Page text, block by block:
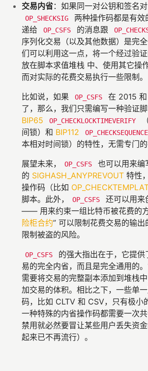
交易内省：如果同一对公钥和签名对
OP_SHECKSIG
两种操作码都是有
递给
OP_CSFS 的消息跟
序列化交易（以及其他数据）是完
们可以利用这一点，将一个经过验
放在脚本求值堆栈 中、使用其它操
而对实际的花费交易执行一些限制。
比如说，如果
OP_CSFS
在 2015
了，那么，我们只需编写一种验证
BIP65
OP_CHECKLOCKTIMEVERIFY
间锁）和 BIP112
本相对时间锁）的特性，无需专门的
展望未来，
OP_CSFS 也可以用来编
的 SIGHASH_ANYPREVOUT 特性
操作码（比如
脚本。此外，
OP_CSFS 还可以用来
—— 用来约束一组比特币被花费的
险柜合约” 可以限制花费交易的输
限制被盗的风险。
OP_CSFS
的强大指出在于，它提
易的完全内省，而且是完全通用的
需要将交易的完整副本添加到堆栈
加交易的体积。相比之下，一些单
码，比如 CLTV 和 CSV，只有极小
一种特殊的内省操作码都需要一次
禁用就必然要冒让某些用户丢失资
起来已不再流行）。